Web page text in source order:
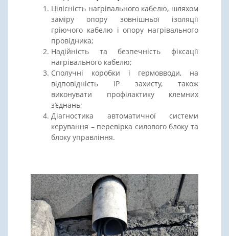
Цілісність нагрівального кабелю, шляхом
заміру опору зовнішньої ізоляції
гріючого кабелю і опору нагрівального
провідника;
Надійність та безпечність фіксації
нагрівального кабелю;
Сполучні коробки і гермовводи, на
відповідність IP захисту, також
виконувати профілактику клемних
з’єднань;
Діагностика автоматичної системи
керування – перевірка силового блоку та
блоку управління.